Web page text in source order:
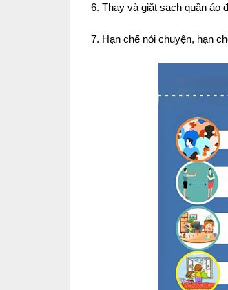
6. Thay và giặt sạch quần áo
7. Hạn chế nói chuyện, hạn